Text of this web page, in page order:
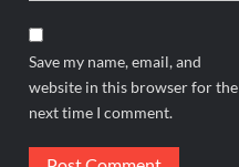
Save my name, email, and
website in this browser for the
next time I comment.